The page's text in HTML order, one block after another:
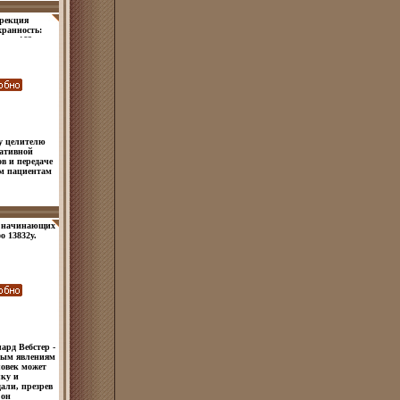
162 стр
целителю
и передаче
пациентам
начинающих
13832y.
Вебстер -
явлениям
может
и
презрев